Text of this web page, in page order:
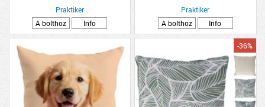
Praktiker
A bolthoz
Info
Praktiker
A bolthoz
Info
-36%